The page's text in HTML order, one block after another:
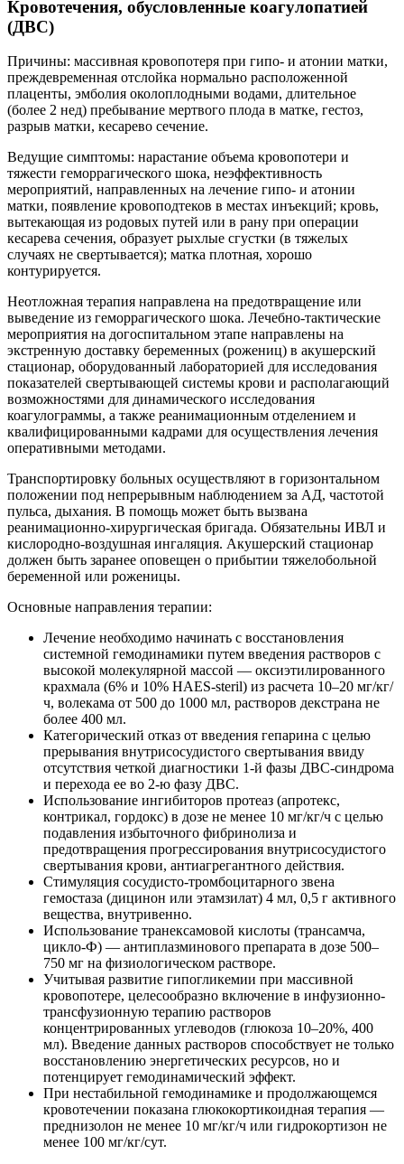
Кровотечения, обусловленные коагулопатией
(ДВС)
Причины: массивная кровопотеря при гипо- и атонии матки,
преждевременная отслойка нормально расположенной
плаценты, эмболия околоплодными водами, длительное
(более 2 нед) пребывание мертвого плода в матке, гестоз,
разрыв матки, кесарево сечение.
Ведущие симптомы: нарастание объема кровопотери и
тяжести геморрагического шока, неэффективность
мероприятий, направленных на лечение гипо- и атонии
матки, появление кровоподтеков в местах инъекций; кровь,
вытекающая из родовых путей или в рану при операции
кесарева сечения, образует рыхлые сгустки (в тяжелых
случаях не свертывается); матка плотная, хорошо
контурируется.
Неотложная терапия направлена на предотвращение или
выведение из геморрагического шока. Лечебно-тактические
мероприятия на догоспитальном этапе направлены на
экстренную доставку беременных (рожениц) в акушерский
стационар, оборудованный лабораторией для исследования
показателей свертывающей системы крови и располагающий
возможностями для динамического исследования
коагулограммы, а также реанимационным отделением и
квалифицированными кадрами для осуществления лечения
оперативными методами.
Транспортировку больных осуществляют в горизонтальном
положении под непрерывным наблюдением за АД, частотой
пульса, дыхания. В помощь может быть вызвана
реанимационно-хирургическая бригада. Обязательны ИВЛ и
кислородно-воздушная ингаляция. Акушерский стационар
должен быть заранее оповещен о прибытии тяжелобольной
беременной или роженицы.
Основные направления терапии:
Лечение необходимо начинать с восстановления
системной гемодинамики путем введения растворов с
высокой молекулярной массой — оксиэтилированного
крахмала (6% и 10% HAES-steril) из расчета 10–20 мг/кг/
ч, волекама от 500 до 1000 мл, растворов декстрана не
более 400 мл.
Категорический отказ от введения гепарина с целью
прерывания внутрисосудистого свертывания ввиду
отсутствия четкой диагностики 1-й фазы ДВС-синдрома
и перехода ее во 2-ю фазу ДВС.
Использование ингибиторов протеаз (апротекс,
контрикал, гордокс) в дозе не менее 10 мг/кг/ч с целью
подавления избыточного фибринолиза и
предотвращения прогрессирования внутрисосудистого
свертывания крови, антиагрегантного действия.
Стимуляция сосудисто-тромбоцитарного звена
гемостаза (дицинон или этамзилат) 4 мл, 0,5 г активного
вещества, внутривенно.
Использование транексамовой кислоты (трансамча,
цикло-Ф) — антиплазминового препарата в дозе 500–
750 мг на физиологическом растворе.
Учитывая развитие гипогликемии при массивной
кровопотере, целесообразно включение в инфузионно-
трансфузионную терапию растворов
концентрированных углеводов (глюкоза 10–20%, 400
мл). Введение данных растворов способствует не только
восстановлению энергетических ресурсов, но и
потенцирует гемодинамический эффект.
При нестабильной гемодинамике и продолжающемся
кровотечении показана глюкокортикоидная терапия —
преднизолон не менее 10 мг/кг/ч или гидрокортизон не
менее 100 мг/кг/сут.